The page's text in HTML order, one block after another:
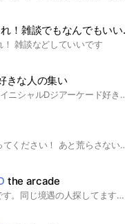
！雑談でもなんでもいいよ
雑談などしていいです
きな人の集い
こんにちわ！ このチャットはイニシャルDジアーケード好きな人大歓迎のチャットです！もちろん初心者も大歓迎です！ ルール 入ったら自己紹介よろしく 宣伝はしないで下さい チームの宣伝はok 即抜け厳禁 暴言等も吐かないで下さい 荒らすのもやめてください オプ以外の宣伝、暴言、喧嘩は１度目は注意しますが２度目は強制しますメンバーの好きな車種やお勧めの車種を悪く言うのは許しません、１回目は注意ですが２回目は強制します もしよければ是非入ってみてはどうでしょうか！ #頭文字d #イニシャルDジアーケード#車#ドリフト#イニシャルD #イニD
頭文字D好きな人は是非、入ってください！ あと荒らさないでください 最近のオープンチャットは決まりごとが多いですねー 安心してくださいこのオープンチャットは頭文字Dからは話題が離れてしまっても大丈夫です！ アイコンも頭文字Dに関係なくても大丈夫ですよ！ 決まりは荒らさないのと他の人の誹謗中傷を送らないことだけです！ 是非頭文字Dが好きな方は入ってください！ 話しズレてもおけまる！
the arcade
当方8月末から始めた初心者です。同じ境遇の人探してます。上級者に手解きもお願いしたいです。 基本的にうちのOCは自由です。 #イニシャルD #頭文字D